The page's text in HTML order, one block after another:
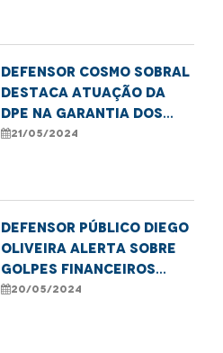
Defensor Cosmo Sobral
destaca atuação da
DPE na garantia dos
direitos das pessoas
21/05/2024
Defensor público Diego
Oliveira alerta sobre
golpes financeiros
contra idosos
20/05/2024